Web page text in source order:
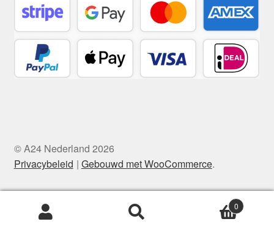
© A24 Nederland 2026
Privacybeleid
Gebouwd met WooCommerce.
Zoeken
0